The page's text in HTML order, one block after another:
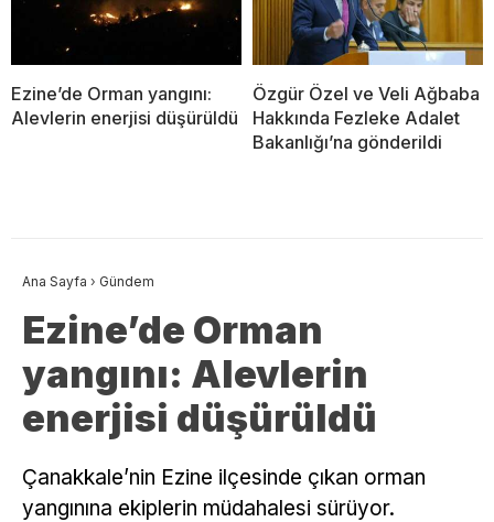
Ezine’de Orman yangını:
Alevlerin enerjisi düşürüldü
Özgür Özel ve Veli Ağbaba
Hakkında Fezleke Adalet
Bakanlığı’na gönderildi
Ana Sayfa › Gündem
Ezine’de Orman
yangını: Alevlerin
enerjisi düşürüldü
Çanakkale’nin Ezine ilçesinde çıkan orman
yangınına ekiplerin müdahalesi sürüyor.